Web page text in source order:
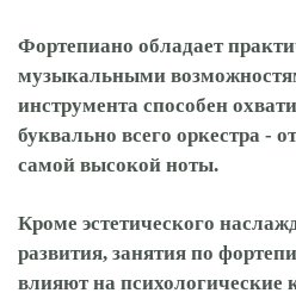
Фортепиано обладает
музыкальными
инструмента способен
буквально всего оркестра -
самой высокой ноты.
Кроме эстетического
развития, занятия по
влияют на психологические